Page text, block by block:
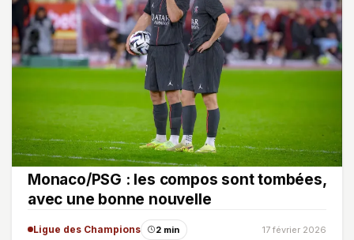
Monaco/PSG : les compos sont tombées,
avec une bonne nouvelle
Ligue des Champions 2 min 17 février 2026